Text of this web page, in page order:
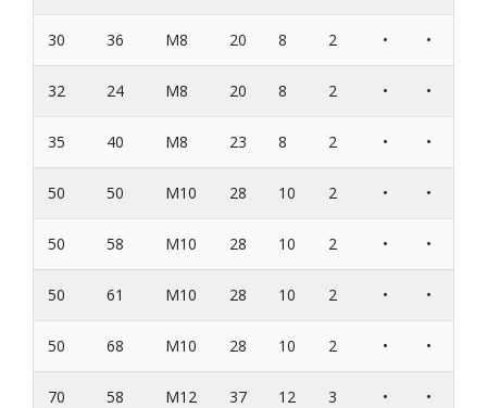
30 36 M8 20 8 2 • •
32 24 M8 20 8 2 • •
35 40 M8 23 8 2 • •
50 50 M10 28 10 2 • •
50 58 M10 28 10 2 • •
50 61 M10 28 10 2 • •
50 68 M10 28 10 2 • •
70 58 M12 37 12 3 • •